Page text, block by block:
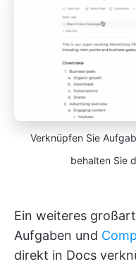
Verknüpfen Sie
behalten Sie
Ein weiteres
Aufgaben und
direkt in Docs